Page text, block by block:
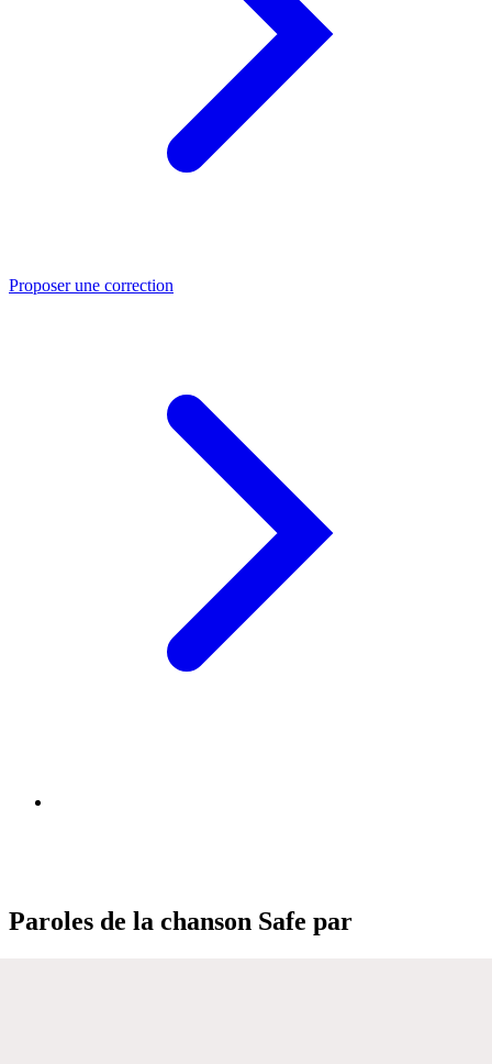
Proposer une correction
Paroles de la chanson Safe par